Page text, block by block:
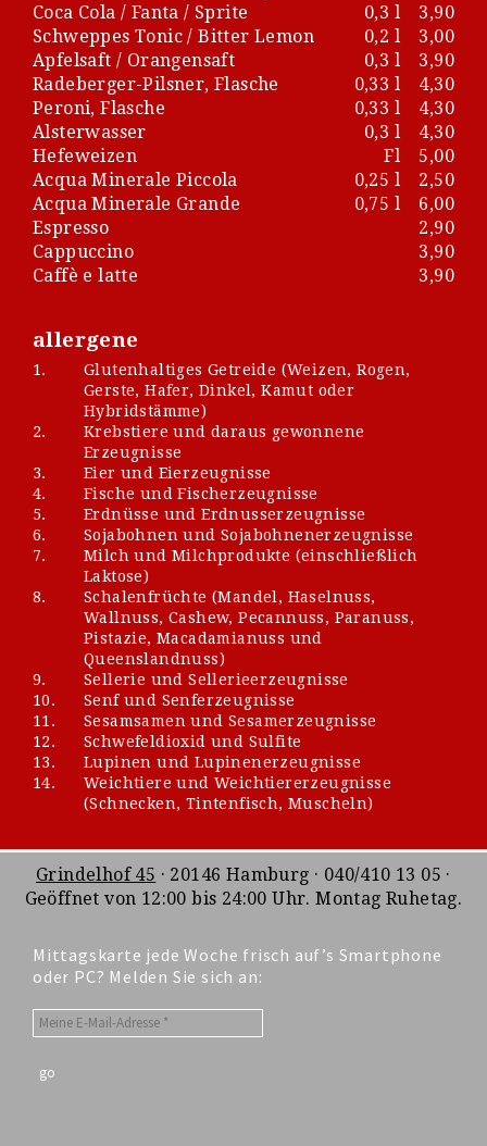
Coca Cola / Fanta / Sprite
0,3 l
3,90
Schweppes Tonic / Bitter Lemon
0,2 l
3,00
Apfelsaft / Orangensaft
0,3 l
3,90
Radeberger-Pilsner, Flasche
0,33 l
4,30
Peroni, Flasche
0,33 l
4,30
Alsterwasser
0,3 l
4,30
Hefeweizen
Fl
5,00
Acqua Minerale Piccola
0,25 l
2,50
Acqua Minerale Grande
0,75 l
6,00
Espresso
2,90
Cappuccino
3,90
Caffè e latte
3,90
allergene
1.
Glutenhaltiges Getreide (Weizen, Rogen,
Gerste, Hafer, Dinkel, Kamut oder
Hybridstämme)
2.
Krebstiere und daraus gewonnene
Erzeugnisse
3.
Eier und Eierzeugnisse
4.
Fische und Fischerzeugnisse
5.
Erdnüsse und Erdnusserzeugnisse
6.
Sojabohnen und Sojabohnenerzeugnisse
7.
Milch und Milchprodukte (einschließlich
Laktose)
8.
Schalenfrüchte (Mandel, Haselnuss,
Wallnuss, Cashew, Pecannuss, Paranuss,
Pistazie, Macadamianuss und
Queenslandnuss)
9.
Sellerie und Sellerieerzeugnisse
10.
Senf und Senferzeugnisse
11.
Sesamsamen und Sesamerzeugnisse
12.
Schwefeldioxid und Sulfite
13.
Lupinen und Lupinenerzeugnisse
14.
Weichtiere und Weichtiererzeugnisse
(Schnecken, Tintenfisch, Muscheln)
Grindelhof 45 · 20146 Hamburg · 040/410 13 05 ·
Geöffnet von 12:00 bis 24:00 Uhr. Montag Ruhetag.
Mittagskarte jede Woche frisch auf’s Smartphone
oder PC? Melden Sie sich an: